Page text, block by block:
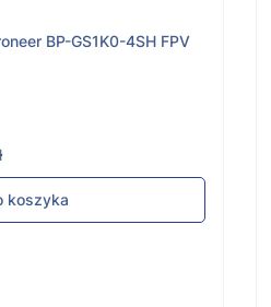
BP-GS1K0-4SH FPV
koszyka